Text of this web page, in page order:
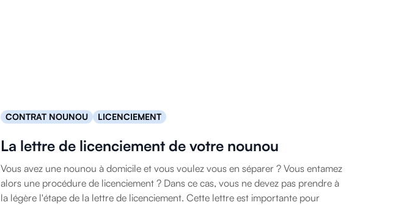
CONTRAT NOUNOU LICENCIEMENT
La lettre de licenciement de votre nounou
Vous avez une nounou à domicile et vous voulez vous en séparer ? Vous entamez
alors une procédure de licenciement ? Dans ce cas, vous ne devez pas prendre à
la légère l'étape de la lettre de licenciement. Cette lettre est importante pour